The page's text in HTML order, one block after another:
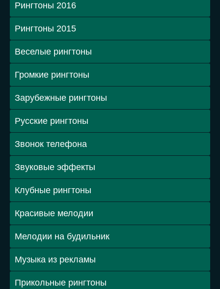
Рингтоны 2016
Рингтоны 2015
Веселые рингтоны
Громкие рингтоны
Зарубежные рингтоны
Русские рингтоны
Звонок телефона
Звуковые эффекты
Клубные рингтоны
Красивые мелодии
Мелодии на будильник
Музыка из рекламы
Прикольные рингтоны